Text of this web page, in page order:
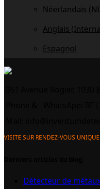
Néerlandais
Anglais
Espagnol
VISITE SUR RENDEZ-VOUS
Détecteur de